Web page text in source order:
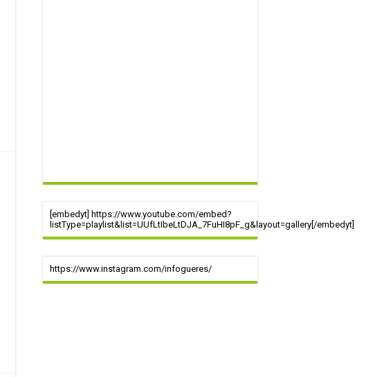
[embedyt] https://www.youtube.com/embed?
listType=playlist&list=UUfLtIbeLtDJA_7FuHI8pF_g&layout=gallery[/embedyt]
https://www.instagram.com/infogueres/